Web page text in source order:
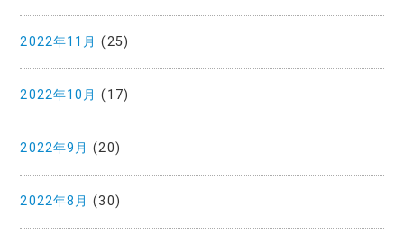
2022年11月 (25)
2022年10月 (17)
2022年9月 (20)
2022年8月 (30)